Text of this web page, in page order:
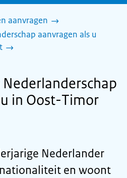
aanvragen
aanvragen als u
in Oost-Timor
Nederlander
en woont